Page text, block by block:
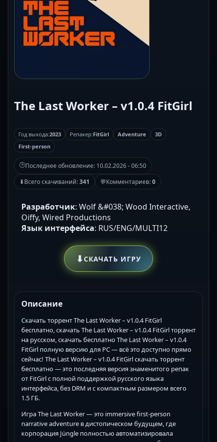
The Last Worker – v1.0.4 FitGirl
Год выхода:2023 Репакер:FitGirl Adventure
3D
First-person
🕒Последнее обновление: 10.02.2026 - 06:50
⬇Всего скачиваний:341 💬Комментариев:0
Разработчик: Wolf &#038; Wood Interactive,
Oiffy, Wired Productions
Язык интерфейса: RUS/ENG/MULTI12
⬇СКАЧАТЬ ИГРУ
Описание
Скачать торрент The Last Worker – v1.0.4 FitGirl
бесплатно, скачать The Last Worker – v1.0.4 FitGirl торрент
на русском, скачать бесплатно The Last Worker – v1.0.4
FitGirl полную версию для PC — всё это доступно прямо
сейчас! The Last Worker – v1.0.4 FitGirl скачать торрент
бесплатно — это последняя версия знаменитого репак
от FitGirl с полной поддержкой русского языка
интерфейса, без DRM и с компактным размером всего
1.5 ГБ.
Игра The Last Worker — это immersive first-person
narrative adventure в дистопическом будущем, где
корпорация Jüngle полностью автоматизировала